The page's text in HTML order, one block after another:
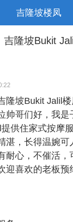
吉隆坡楼凤
吉隆坡Bukit
隆坡Bukit Jalil
帅哥们好，我是
供住家式按摩
湛，长得温婉可
耐心，不催活，
迎喜欢的老板预